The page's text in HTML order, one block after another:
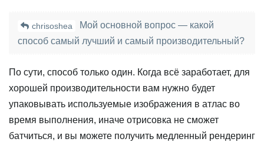
chrisoshea
Мой основной вопрос — какой
способ самый лучший и самый производительный?
По сути, способ только один. Когда всё заработает, для
хорошей производительности вам нужно будет
упаковывать используемые изображения в атлас во
время выполнения, иначе отрисовка не сможет
батчиться, и вы можете получить медленный рендеринг